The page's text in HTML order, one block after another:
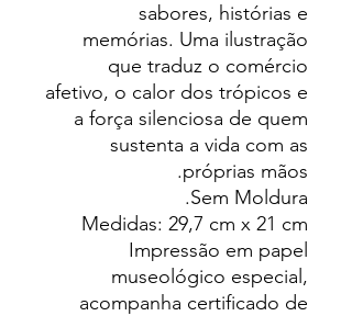
sabores, histórias e
memórias. Uma ilustração
que traduz o comércio
afetivo, o calor dos trópicos e
a força silenciosa de quem
sustenta a vida com as
próprias mãos.
Sem Moldura.
Medidas: 29,7 cm x 21 cm
Impressão em papel
museológico especial,
acompanha certificado de